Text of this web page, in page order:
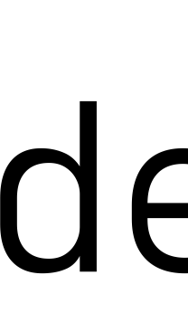
faixa decorativa! Deixe o
é uma forma rápida, prática e
e praticidade de nossos